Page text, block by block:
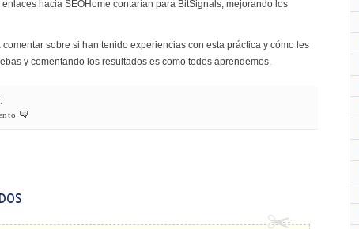
hacia SEOHome contarían para BitSignals, mejorando los
sobre si han tenido experiencias con esta práctica y cómo les
y comentando los resultados es como todos aprendemos.